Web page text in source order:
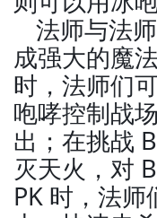
法师与法
成强大的魔
时，法师们
咆哮控制战
出；在挑战
灭天火，对
PK 时，法